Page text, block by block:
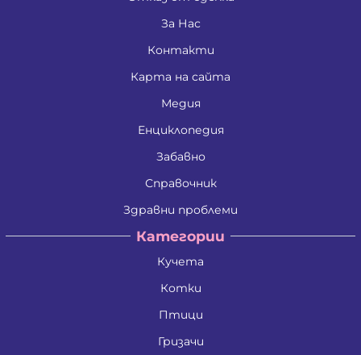
За Нас
Контакти
Карта на сайта
Медия
Енциклопедия
Забавно
Справочник
Здравни проблеми
Категории
Кучета
Котки
Птици
Гризачи